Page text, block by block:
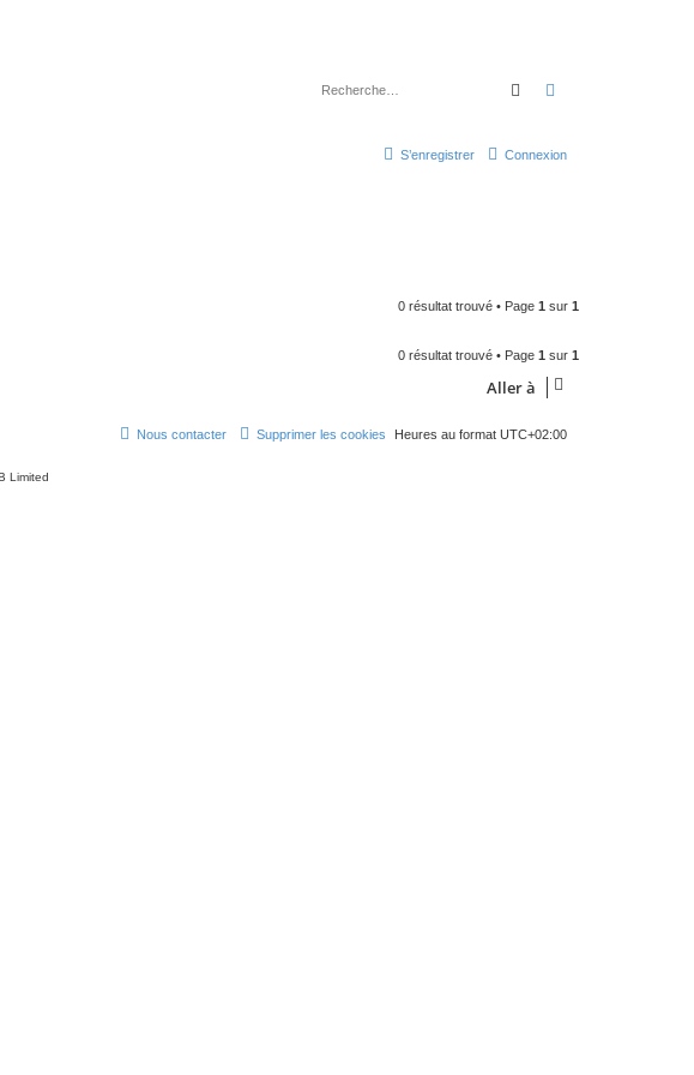
Rechercher
Connexion
S’enregistrer
0 résultat trouvé • Page 1 sur 1
0 résultat trouvé • Page 1 sur 1
Aller à
Heures au format UTC+02:00
Supprimer les cookies
Nous contacter
Limited